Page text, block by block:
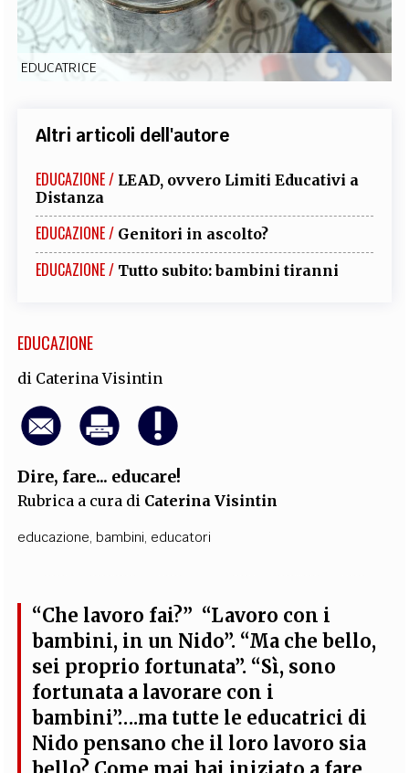
EXTRA
CODICI RUBRICHE LIBRI PROCEEDINGS PUBBLICITÀ CONTATTI
EDUCATRICE
Altri articoli dell'autore
EDUCAZIONE / LEAD, ovvero Limiti Educativi a
Distanza
EDUCAZIONE / Genitori in ascolto?
EDUCAZIONE / Tutto subito: bambini tiranni
EDUCAZIONE
di Caterina Visintin
Dire, fare... educare!
Rubrica a cura di Caterina Visintin
educazione,bambini, educatori
“Che lavoro fai?” “Lavoro con i
bambini, in un Nido”. “Ma che bello,
sei proprio fortunata”. “Sì, sono
fortunata a lavorare con i
bambini”….ma tutte le educatrici di
Nido pensano che il loro lavoro sia